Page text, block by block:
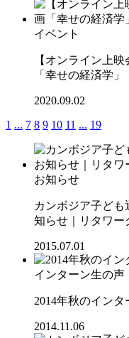
イベント
【オンライン上
「幸せの経済学」
2020.09.02
1 ... 7 8 9 10 11 ... 19
お知らせ
カンボジア子ど
知らせ｜リタワー
2015.07.01
インターン生の声
2014年秋のイン
2014.11.06